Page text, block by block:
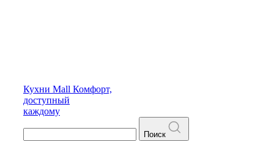
Кухни Mall Комфорт,
доступный
каждому
Поиск